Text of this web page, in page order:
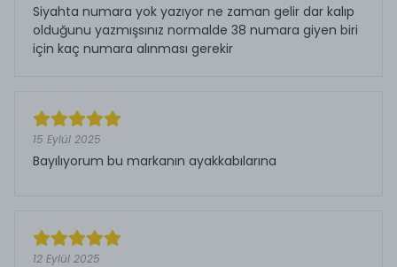
Siyahta numara yok yazıyor ne zaman gelir dar kalıp
olduğunu yazmışsınız normalde 38 numara giyen biri
için kaç numara alınması gerekir
15 Eylül 2025
Bayılıyorum bu markanın ayakkabılarına
12 Eylül 2025